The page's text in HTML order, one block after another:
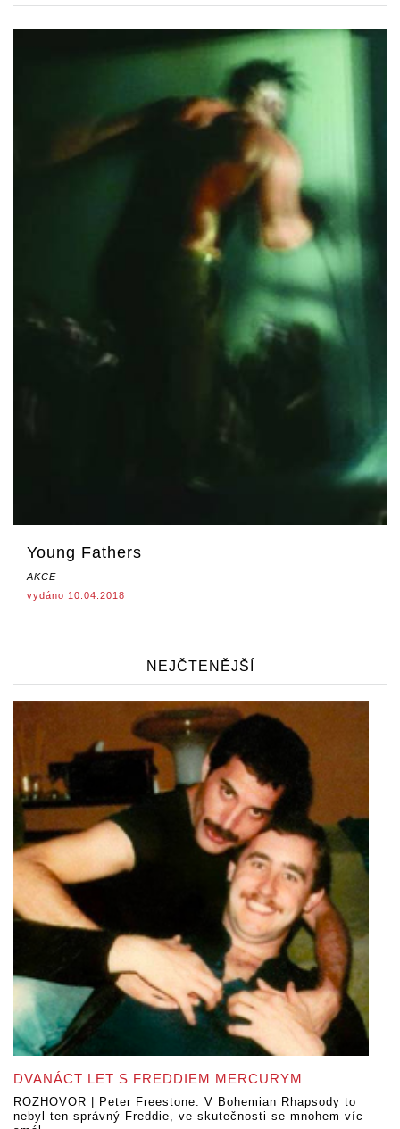
Young Fathers
AKCE
vydáno 10.04.2018
NEJČTENĚJŠÍ
DVANÁCT LET S FREDDIEM MERCURYM
ROZHOVOR | Peter Freestone: V Bohemian Rhapsody to
nebyl ten správný Freddie, ve skutečnosti se mnohem víc